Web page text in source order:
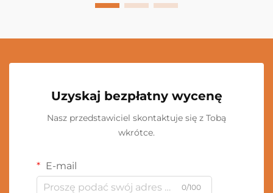
Uzyskaj bezpłatny wycenę
Nasz przedstawiciel skontaktuje się z Tobą
wkrótce.
E-mail
0/100